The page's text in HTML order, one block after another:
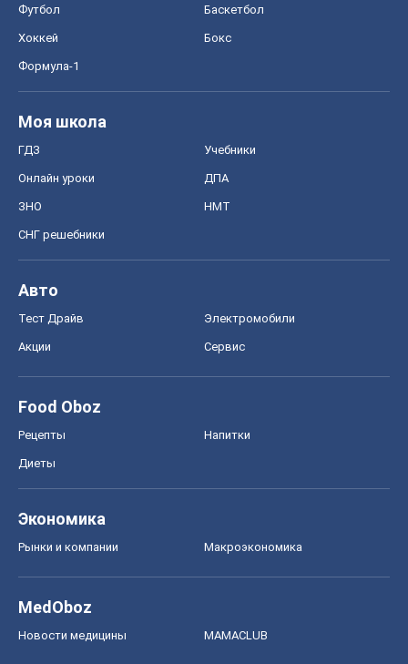
Футбол Баскетбол
Хоккей Бокс
Формула-1
Моя школа
ГДЗ Учебники
Онлайн уроки ДПА
ЗНО НМТ
СНГ решебники
Авто
Тест Драйв Электромобили
Акции Сервис
Food Oboz
Рецепты Напитки
Диеты
Экономика
Рынки и компании Mакроэкономика
MedOboz
Новости медицины MAMACLUB